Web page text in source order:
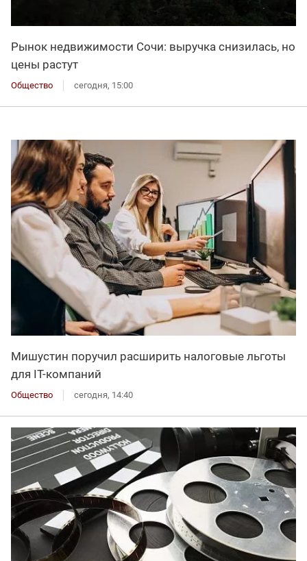
Рынок недвижимости Сочи: выручка снизилась, но
цены растут
Общество сегодня, 15:00
Мишустин поручил расширить налоговые льготы
для IT-компаний
Общество сегодня, 14:40